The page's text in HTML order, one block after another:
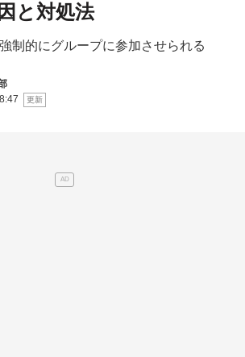
と対処法
制的にグループに参加させられる